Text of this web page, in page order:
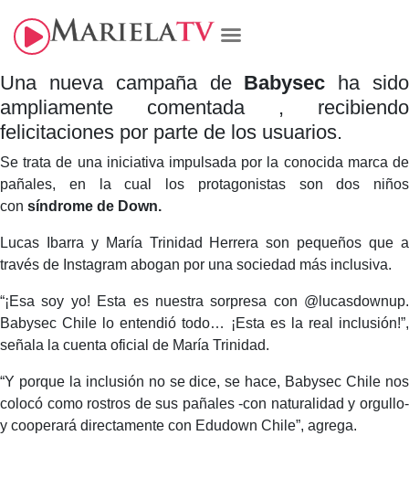
Una nueva campaña de Babysec ha sido
ampliamente comentada , recibiendo
felicitaciones por parte de los usuarios.
Se trata de una iniciativa impulsada por la conocida marca de
pañales, en la cual los protagonistas son dos niños
con síndrome de Down.
Lucas Ibarra y María Trinidad Herrera son pequeños que a
través de Instagram abogan por una sociedad más inclusiva.
“¡Esa soy yo! Esta es nuestra sorpresa con @lucasdownup.
Babysec Chile lo entendió todo… ¡Esta es la real inclusión!”,
señala la cuenta oficial de María Trinidad.
“Y porque la inclusión no se dice, se hace, Babysec Chile nos
colocó como rostros de sus pañales -con naturalidad y orgullo-
y cooperará directamente con Edudown Chile”, agrega.